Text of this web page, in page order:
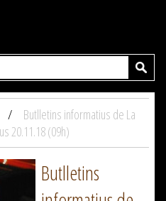
Butlletins informatius de La
20.11.18 (09h)
Butlletins